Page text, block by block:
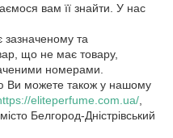
вам її знайти. У нас
зазначеному та
що не має товару,
номерами.
Ви можете також у нашому
eliteperfume.com.ua/
Белгород-Дністрівський